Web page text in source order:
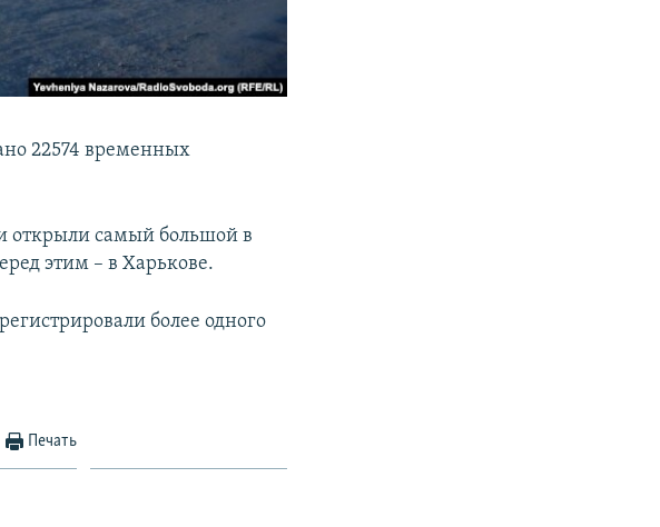
22574 временных
открыли самый большой в
этим – в Харькове.
более одного
Печать